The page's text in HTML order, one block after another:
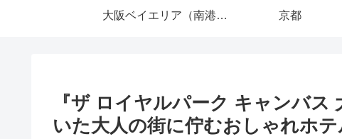
大阪ベイエリア（南港・USJ） 京都
『ザ ロイヤルパーク キャンバ
いた大人の街に佇むおしゃれホ